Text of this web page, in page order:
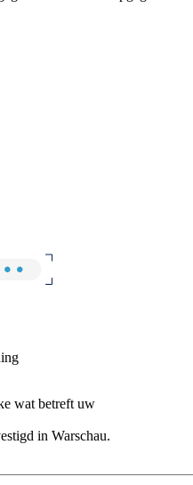
wat betreft uw
in Warschau.